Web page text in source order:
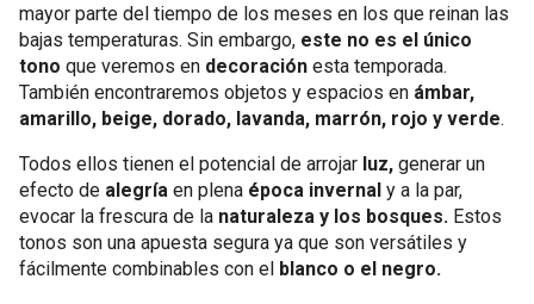
mayor parte del tiempo de los meses en los que reinan las
bajas temperaturas. Sin embargo, este no es el único
tono que veremos en decoración esta temporada.
También encontraremos objetos y espacios en ámbar,
amarillo, beige, dorado, lavanda, marrón, rojo y verde.
Todos ellos tienen el potencial de arrojar luz, generar un
efecto de alegría en plena época invernal y a la par,
evocar la frescura de la naturaleza y los bosques. Estos
tonos son una apuesta segura ya que son versátiles y
fácilmente combinables con el blanco o el negro.